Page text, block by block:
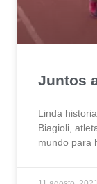
Juntos
Linda
Biagioli,
mundo para